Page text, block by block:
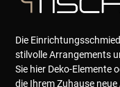
Die
stilvolle Arrangements
Sie hier Deko-Elemente
die Ihrem Zuhause